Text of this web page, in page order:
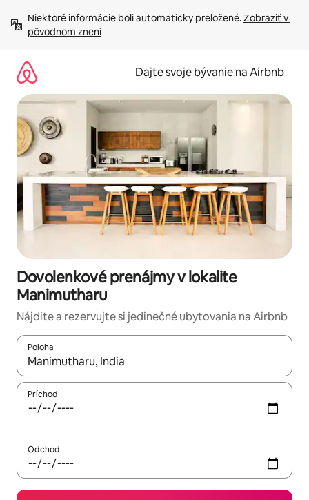
obsah.
Niektoré informácie boli automaticky preložené. Zobraziť v
pôvodnom znení
Dajte svoje bývanie na Airbnb
Dovolenkové prenájmy v lokalite
Manimutharu
Nájdite a rezervujte si jedinečné ubytovania na Airbnb
Poloha
Keď budú výsledky k dispozícii, môžete si ich prechádzať
Príchod
Odchod